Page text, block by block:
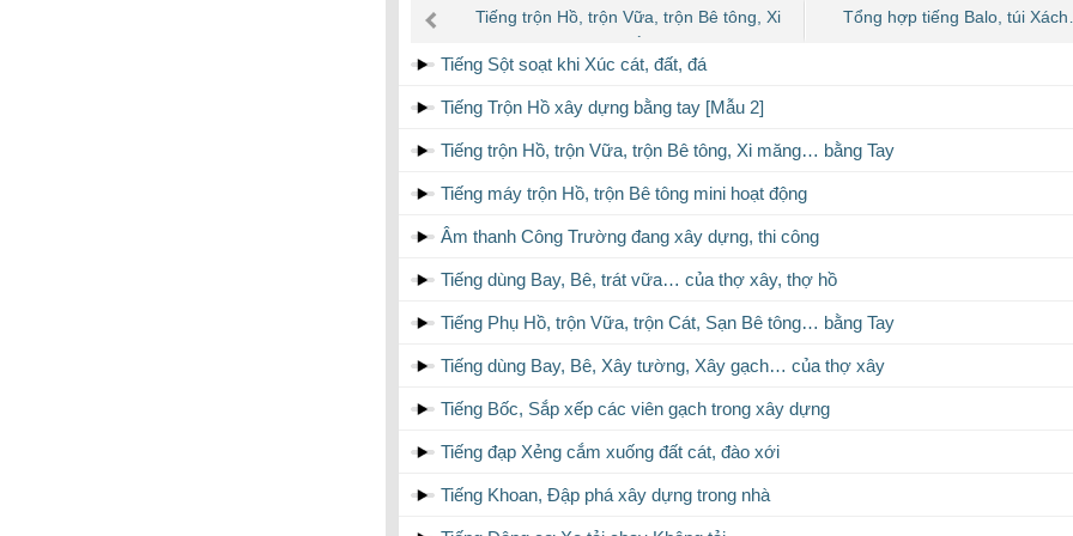
thanh
Tiếng trộn Hồ, trộn Vữa, trộn Bê tông, Xi
Tổng hợp tiếng Balo, túi
Tiếng Sột soạt khi Xúc cát, đất, đá
Tiếng Trộn Hồ xây dựng bằng tay [Mẫu 2]
Tiếng trộn Hồ, trộn Vữa, trộn Bê tông, Xi măng… bằng Tay
Tiếng máy trộn Hồ, trộn Bê tông mini hoạt động
Âm thanh Công Trường đang xây dựng, thi công
Tiếng dùng Bay, Bê, trát vữa… của thợ xây, thợ hồ
Tiếng Phụ Hồ, trộn Vữa, trộn Cát, Sạn Bê tông… bằng Tay
Tiếng dùng Bay, Bê, Xây tường, Xây gạch… của thợ xây
Tiếng Bốc, Sắp xếp các viên gạch trong xây dựng
Tiếng đạp Xẻng cắm xuống đất cát, đào xới
Tiếng Khoan, Đập phá xây dựng trong nhà